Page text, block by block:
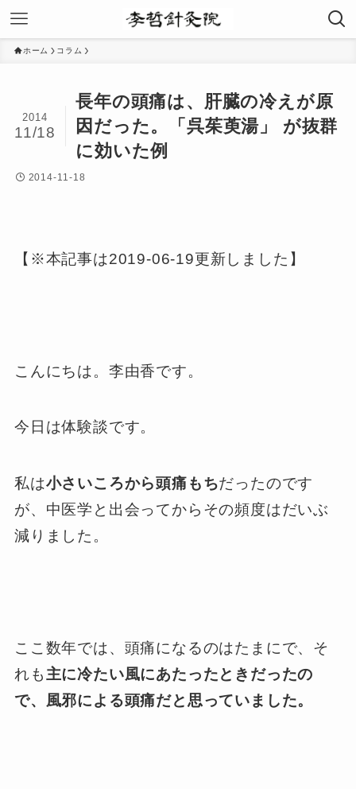
ホーム コラム
長年の頭痛は、肝臓の冷えが原
因だった。「呉茱萸湯」 が抜群
に効いた例
2014
11/18
2014-11-18
【※本記事は2019-06-19更新しました】
こんにちは。李由香です。
今日は体験談です。
私は小さいころから頭痛もちだったのです
が、中医学と出会ってからその頻度はだいぶ
減りました。
ここ数年では、頭痛になるのはたまにで、そ
れも主に冷たい風にあたったときだったの
で、風邪による頭痛だと思っていました。